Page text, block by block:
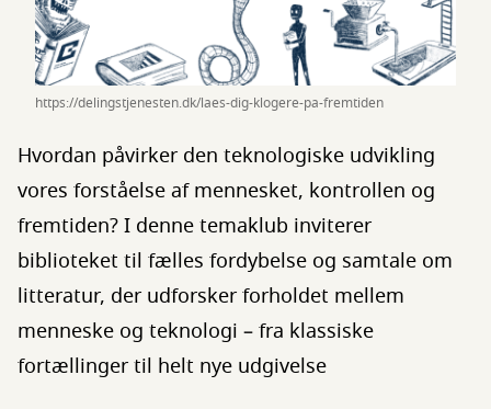
https://delingstjenesten.dk/laes-dig-klogere-pa-fremtiden
Hvordan påvirker den teknologiske udvikling
vores forståelse af mennesket, kontrollen og
fremtiden? I denne temaklub inviterer
biblioteket til fælles fordybelse og samtale om
litteratur, der udforsker forholdet mellem
menneske og teknologi – fra klassiske
fortællinger til helt nye udgivelse